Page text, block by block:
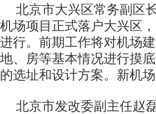
北京市大兴区常务副区
机场项目正式落户大兴区
进行。前期工作将对机场
地、房等基本情况进行摸
的选址和设计方案。新机
北京市发改委副主任赵